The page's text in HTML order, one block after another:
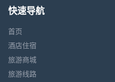
快速导航
首页
酒店住宿
旅游商城
旅游线路